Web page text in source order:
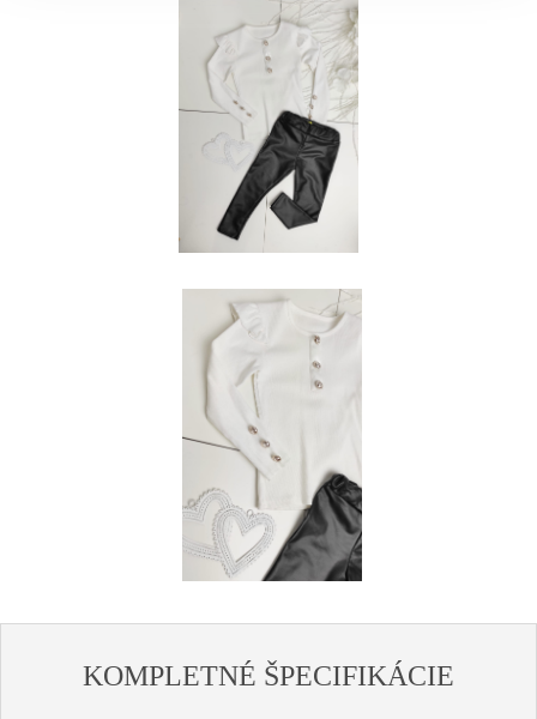
KOMPLETNÉ ŠPECIFIKÁCIE